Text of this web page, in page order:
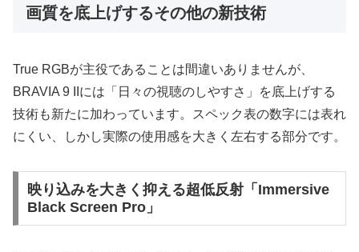
画質を底上げするその他の新技術
True RGBが主役であることは間違いありませんが、
BRAVIA 9 IIには「日々の視聴のしやすさ」を底上げする
技術も新たに加わっています。スペック表の数字には表れ
にくい、しかし実際の使用感を大きく左右する部分です。
映り込みを大きく抑える超低反射「Immersive
Black Screen Pro」